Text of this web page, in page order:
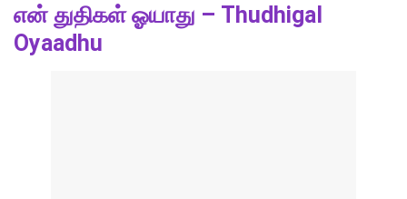
என் துதிகள் ஓயாது – Thudhigal
Oyaadhu